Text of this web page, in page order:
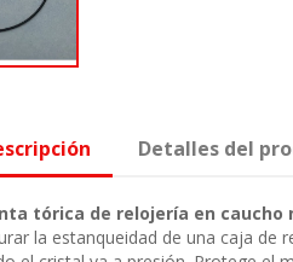
Detalles del
tórica de relojería en caucho
la estanqueidad de una caja de